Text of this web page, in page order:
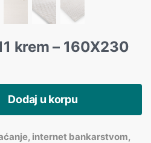
krem – 160X230
Dodaj u korpu
internet bankarstvom,